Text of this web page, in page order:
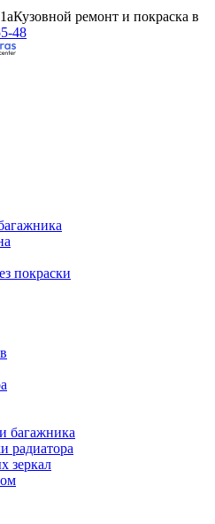
Кузовной ремонт и покраска в
48
покраски
багажника
радиатора
зеркал